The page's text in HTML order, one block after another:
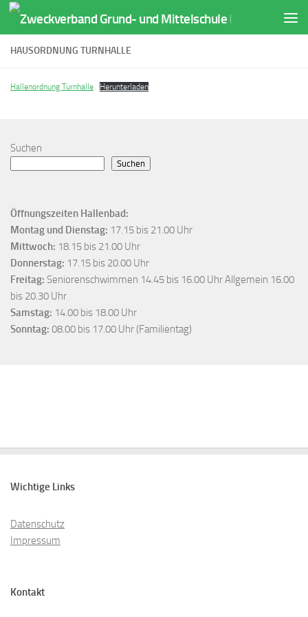
Zum Inhalt springen
HAUSORDNUNG TURNHALLE
Hallenordnung Turnhalle Herunterladen
Suchen
Suchen
Öffnungszeiten Hallenbad:
Montag und Dienstag: 17.15 bis 21.00 Uhr
Mittwoch: 18.15 bis 21.00 Uhr
Donnerstag: 17.15 bis 20.00 Uhr
Freitag: Seniorenschwimmen 14.45 bis 16.00 Uhr Allgemein 16.00
bis 20.30 Uhr
Samstag: 14.00 bis 18.00 Uhr
Sonntag: 08.00 bis 17.00 Uhr (Familientag)
Wichtige Links
Datenschutz
Impressum
Kontakt